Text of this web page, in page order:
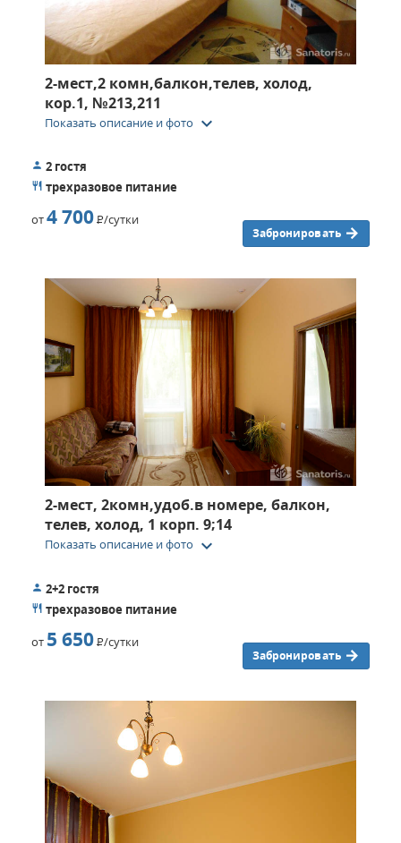
2-мест,2 комн,балкон,телев, холод,
кор.1, №213,211
Показать описание и фото keyboard_arrow_down
2 гостя
трехразовое питание
от4 700Р/сутки
Забронировать
2-мест, 2комн,удоб.в номере, балкон,
телев, холод, 1 корп. 9;14
Показать описание и фото keyboard_arrow_down
2+2 гостя
трехразовое питание
от 5 650Р/сутки
Забронировать